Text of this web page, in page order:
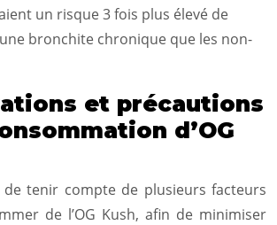
un risque 3 fois plus élevé de
bronchite chronique que les non-
et précautions
d’OG
tenir compte de plusieurs facteurs
de l’OG Kush, afin de minimiser